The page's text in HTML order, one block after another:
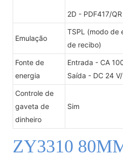
2D - PDF417/
Emulação
TSPL (modo de
de recibo)
Fonte de
energia
Entrada - CA
Saída - DC 24
Controle de
gaveta de
dinheiro
Sim
ZY3310